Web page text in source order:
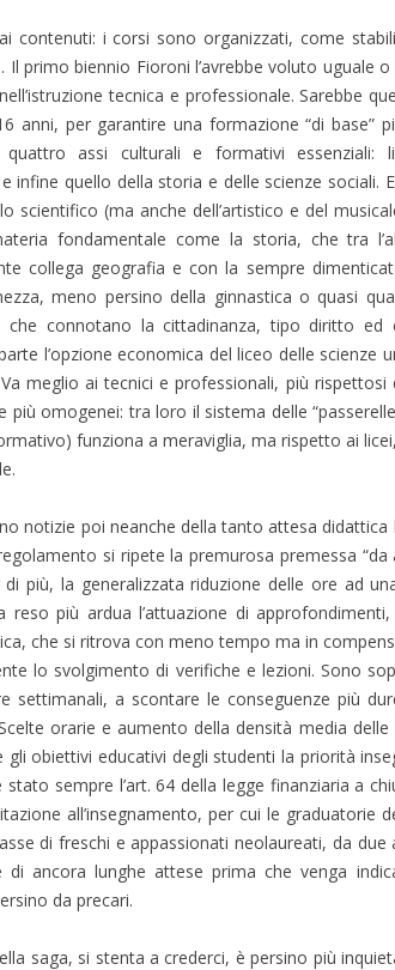
contenuti: i corsi sono organizzati, come
Il primo biennio Fioroni l’avrebbe voluto uguale
tecnica e professionale. Sarebbe
anni, per garantire una formazione “di base”
assi culturali e formativi essenziali:
infine quello della storia e delle scienze sociali.
scientifico (ma anche dell’artistico e del
fondamentale come la storia, che tra
collega geografia e con la sempre
meno persino della ginnastica o quasi
che connotano la cittadinanza, tipo diritto ed
l’opzione economica del liceo delle scienze
meglio ai tecnici e professionali, più rispettosi
più omogenei: tra loro il sistema delle
funziona a meraviglia, ma rispetto ai
notizie poi neanche della tanto attesa
si ripete la premurosa premessa
di più, la generalizzata riduzione delle ore ad
reso più ardua l’attuazione di
che si ritrova con meno tempo ma in
lo svolgimento di verifiche e lezioni. Sono
settimanali, a scontare le conseguenze più
orarie e aumento della densità media
gli obiettivi educativi degli studenti la priorità
sempre l’art. 64 della legge finanziaria a
all’insegnamento, per cui le graduatorie
di freschi e appassionati neolaureati, da
di ancora lunghe attese prima che venga
da precari.
saga, si stenta a crederci, è persino più